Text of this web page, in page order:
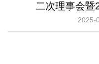
二次理事会暨
2025-